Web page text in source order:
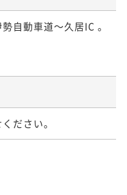
自動車道～久居IC 。
ださい。